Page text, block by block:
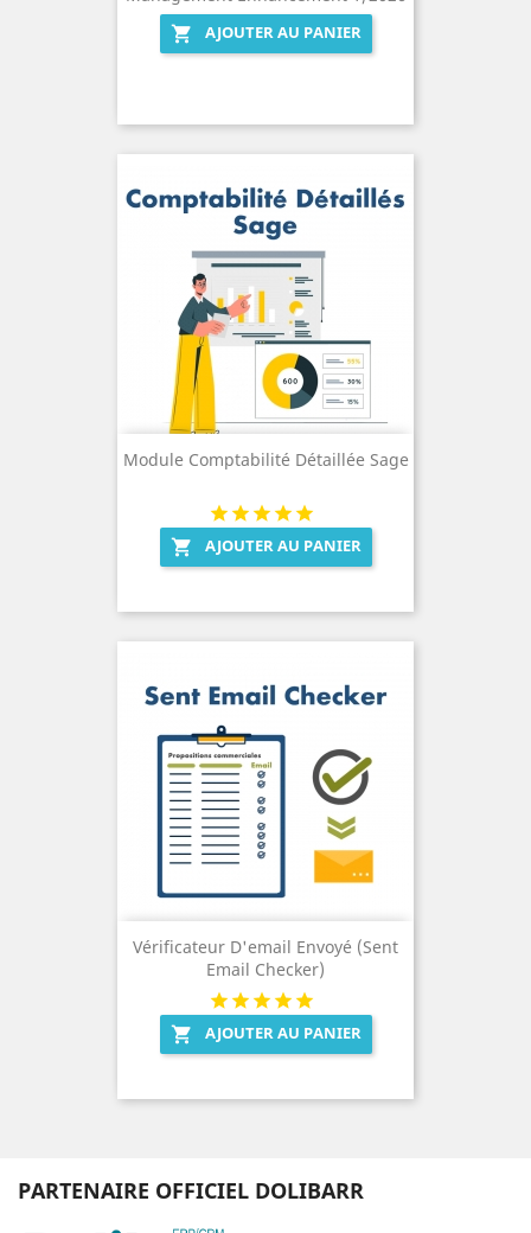

AJOUTER AU PANIER
Module Comptabilité Détaillée Sage
 AJOUTER AU PANIER
Vérificateur D'email Envoyé (Sent
Email Checker)
 AJOUTER AU PANIER
PARTENAIRE OFFICIEL DOLIBARR